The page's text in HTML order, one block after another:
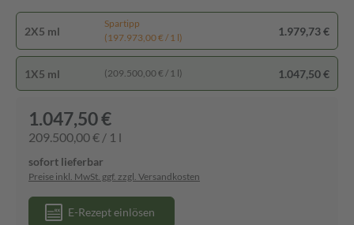
2X5 ml
Spartipp
(197.973,00 € / 1 l)
1.979,73 €
1X5 ml (209.500,00 € / 1 l) 1.047,50 €
1.047,50 €
209.500,00 € / 1 l
sofort lieferbar
Preise inkl. MwSt. ggf. zzgl. Versandkosten
E-Rezept einlösen